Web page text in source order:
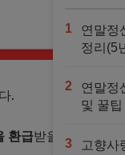
.
환급받을 수 있습니
1
연말정
정리(5
2
연말정
및 꿀
드 최
3
고향사